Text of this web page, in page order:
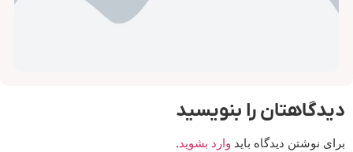
را بنویسید
نوشتن دیدگاه بایدوارد بشوید.